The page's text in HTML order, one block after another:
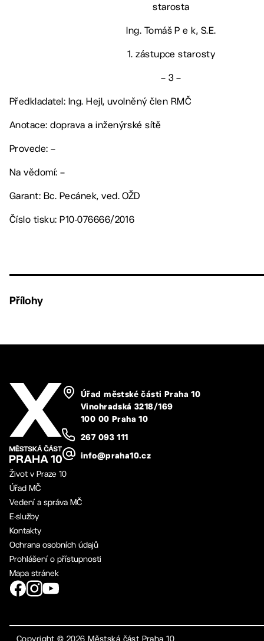
starosta
Ing. Tomáš P e k, S.E.
1. zástupce starosty
– 3 –
Předkladatel: Ing. Hejl, uvolněný člen RMČ
Anotace: doprava a inženýrské sítě
Provede: –
Na vědomí: –
Garant: Bc. Pecánek, ved. OŽD
Číslo tisku: P10-076666/2016
Přílohy
Úřad městské části Praha 10
Vinohradská 3218/169
100 00 Praha 10
267 093 111
info@praha10.cz
Život v Praze 10
Úřad MČ
Vedení a správa MČ
E-služby
Kontakty
Ochrana osobních údajů
Prohlášení o přístupnosti
Mapa stránek
Copyright ©2026 Městská část Praha 10